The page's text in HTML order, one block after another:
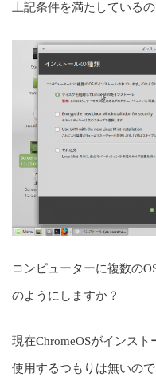
上記条件を満たしている
コンピューターに複数の
のようにしますか？
現在ChromeOSがインス
使用するつもりは無いの